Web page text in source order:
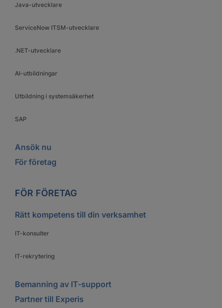
Java-utvecklare
ServiceNow ITSM-utvecklare
.NET-utvecklare
AI-utbildningar
Utbildning i systemsäkerhet
SAP
Ansök nu
För företag
FÖR FÖRETAG
Rätt kompetens till din verksamhet
IT-konsulter
IT-rekrytering
Bemanning av IT-support
Partner till Experis